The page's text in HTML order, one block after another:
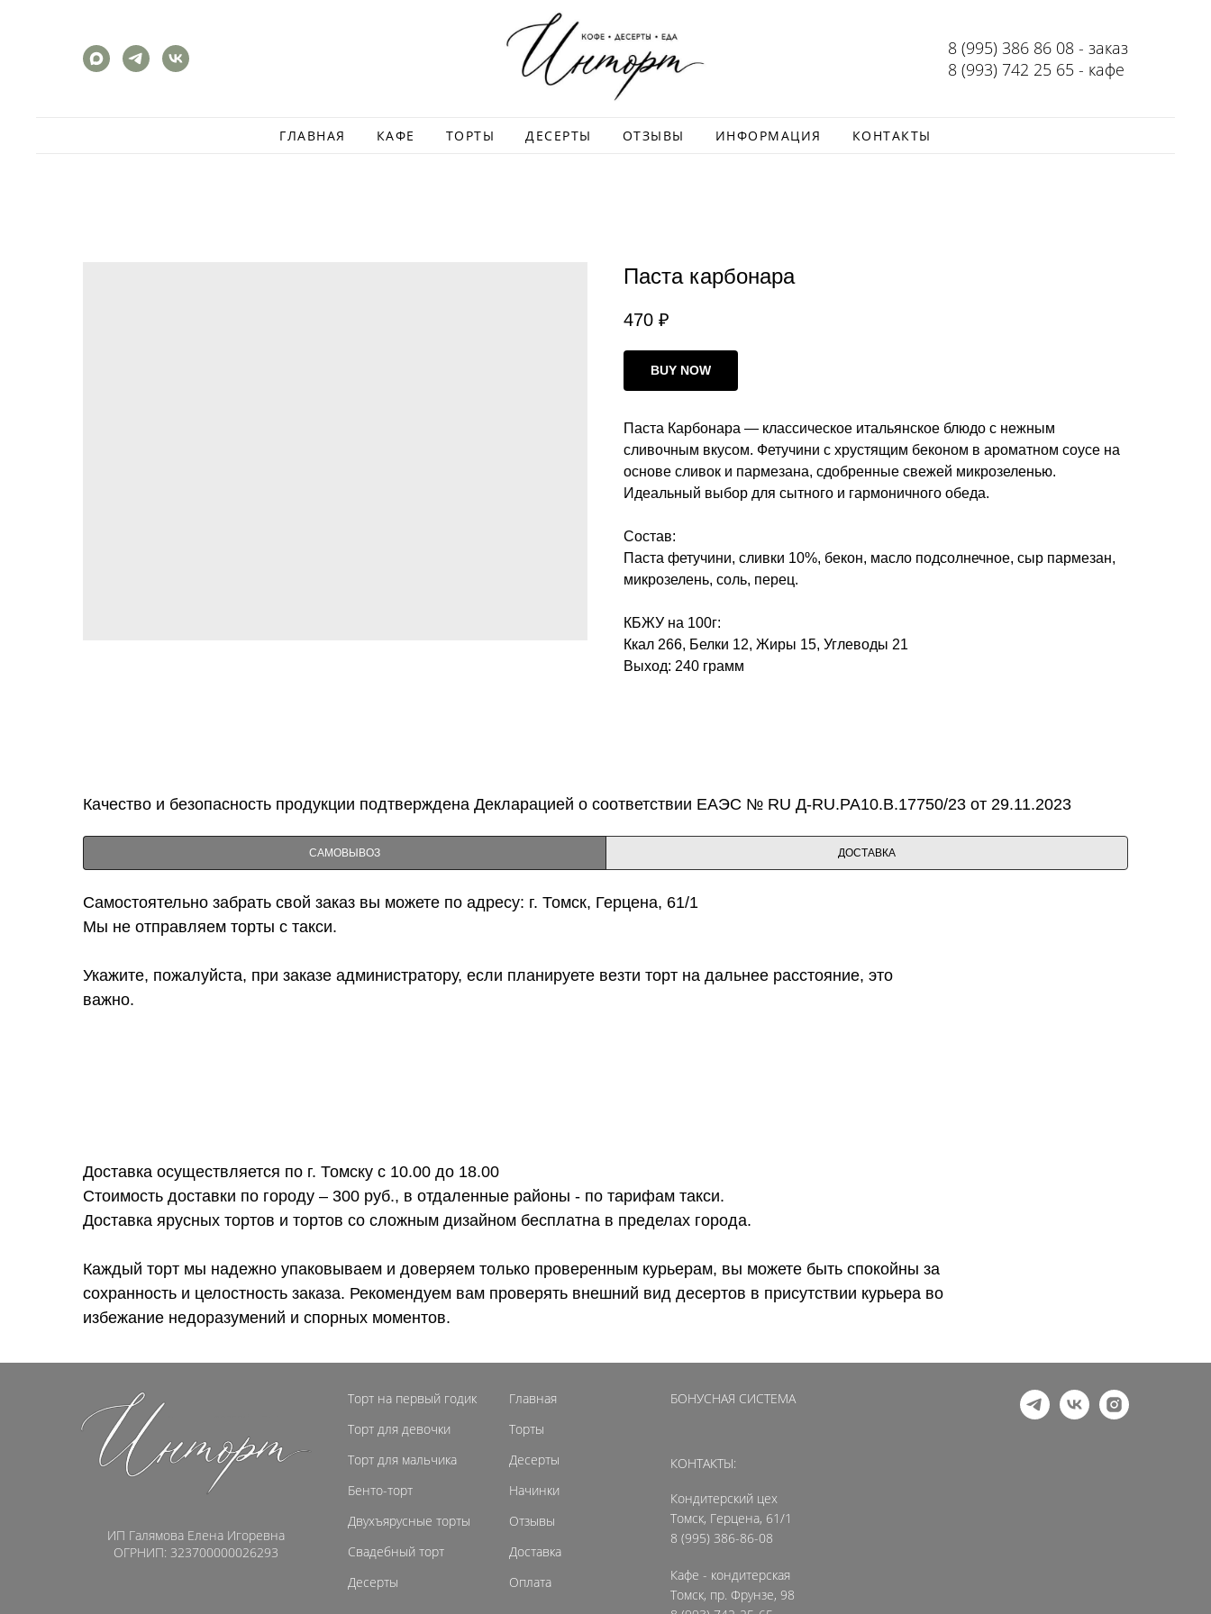
8 (995) 386 86 08 - заказ
8 (993) 742 25 65 - кафе
ГЛАВНАЯ КАФЕ ТОРТЫ ДЕСЕРТЫ ОТЗЫВЫ ИНФОРМАЦИЯ КОНТАКТЫ
Паста карбонара
470 ₽
BUY NOW
Паста Карбонара — классическое итальянское блюдо с нежным
сливочным вкусом. Фетучини с хрустящим беконом в ароматном соусе на
основе сливок и пармезана, сдобренные свежей микрозеленью.
Идеальный выбор для сытного и гармоничного обеда.
Состав:
Паста фетучини, сливки 10%, бекон, масло подсолнечное, сыр пармезан,
микрозелень, соль, перец.
КБЖУ на 100г:
Ккал 266, Белки 12, Жиры 15, Углеводы 21
Выход: 240 грамм
Качество и безопасность продукции подтверждена Декларацией о соответствии ЕАЭС № RU Д-RU.PA10.B.17750/23 от 29.11.2023
САМОВЫВОЗ ДОСТАВКА
Самостоятельно забрать свой заказ вы можете по адресу: г. Томск, Герцена, 61/1
Мы не отправляем торты с такси.
Укажите, пожалуйста, при заказе администратору, если планируете везти торт на дальнее расстояние, это
важно.
Доставка осуществляется по г. Томску с 10.00 до 18.00
Стоимость доставки по городу – 300 руб., в отдаленные районы - по тарифам такси.
Доставка ярусных тортов и тортов со сложным дизайном бесплатна в пределах города.
Каждый торт мы надежно упаковываем и доверяем только проверенным курьерам, вы можете быть спокойны за
сохранность и целостность заказа. Рекомендуем вам проверять внешний вид десертов в присутствии курьера во
избежание недоразумений и спорных моментов.
ИП Галямова Елена Игоревна
ОГРНИП: 323700000026293
Торт на первый годик
Торт для девочки
Торт для мальчика
Бенто-торт
Двухъярусные торты
Свадебный торт
Десерты
Главная
Торты
Десерты
Начинки
Отзывы
Доставка
Оплата
БОНУСНАЯ СИСТЕМА
КОНТАКТЫ:
Кондитерский цех
Томск, Герцена, 61/1
8 (995) 386-86-08
Кафе - кондитерская
Томск, пр. Фрунзе, 98